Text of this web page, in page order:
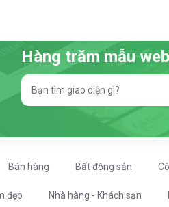
Hàng trăm mẫu
Bán hàng Bất động sản
đẹp Nhà hàng - Khách sạn